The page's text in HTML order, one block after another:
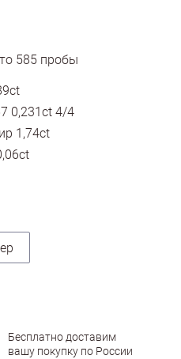
585 пробы
0,231ct 4/4
1,74ct
Бесплатно доставим
вашу покупку по России